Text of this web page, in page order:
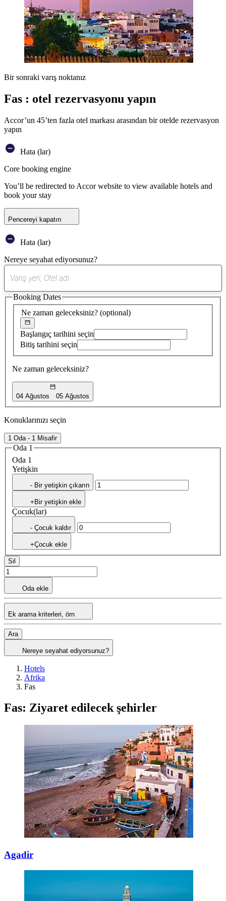
Bir sonraki varış noktanız
Fas : otel rezervasyonu yapın
Accor’un 45’ten fazla otel markası arasından bir otelde rezervasyon
yapın
Hata (lar)
Core booking engine
You’ll be redirected to Accor website to view available hotels and
book your stay
Pencereyi kapatın
Hata (lar)
Nereye seyahat ediyorsunuz?
öneri
bulundu
Ne zaman geleceksiniz? (optional)
Başlangıç tarihini seçin
Bitiş tarihini seçin
Ne zaman geleceksiniz?
04 Ağustos 05 Ağustos
Booking Dates
Konuklarınızı seçin
1 Oda - 1 Misafir
Oda 1
Oda 1
Yetişkin
- Bir yetişkin çıkarın
+Bir yetişkin ekle
Çocuk(lar)
- Çocuk kaldır
+Çocuk ekle
Sil
Oda ekle
Ek arama kriterleri, örn
Ara
Nereye seyahat ediyorsunuz?
Hotels
Afrika
Fas
Fas: Ziyaret edilecek şehirler
Agadir